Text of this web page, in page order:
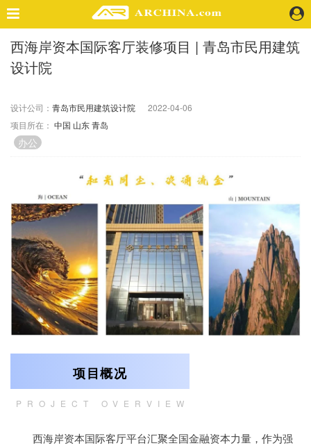
精选案例
建 筑
室 内
视 频
头条资讯
业 界
机 构
人 物
地 产
快速搜索
企业招聘
企业会员
关于投稿
广告投放
关于我们
西海岸资本国际客厅装修项目 | 青岛市民用建筑
设计院
设计公司： 青岛市民用建筑设计院
2022-04-06
项目所在： 中国 山东青岛
办公
01 项目概况
PROJECT OVERVIEW
西海岸资本国际客厅平台汇聚全国金融资本力量，作为强